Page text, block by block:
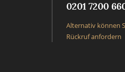
0201 7200
Alternativ können
Rückruf anfordern